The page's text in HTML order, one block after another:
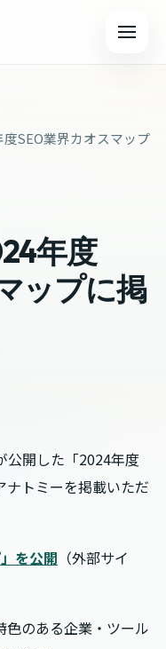
SEO業界カオスマップ
年度
ップに掲
公開した「2024年度
ナトミーを掲載いただ
を公開 （外部サイ
色のある企業・ツール